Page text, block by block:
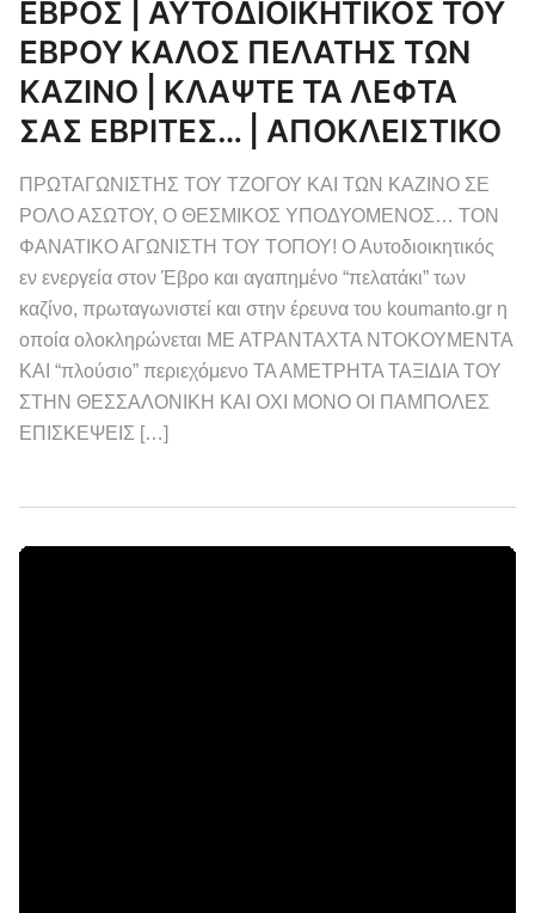
ΕΒΡΟΣ | ΑΥΤΟΔΙΟΙΚΗΤΙΚΟΣ ΤΟΥ
ΕΒΡΟΥ ΚΑΛΟΣ ΠΕΛΑΤΗΣ ΤΩΝ
ΚΑΖΙΝΟ | ΚΛΑΨΤΕ ΤΑ ΛΕΦΤΑ
ΣΑΣ ΕΒΡΙΤΕΣ… | ΑΠΟΚΛΕΙΣΤΙΚΟ
ΠΡΩΤΑΓΩΝΙΣΤΗΣ ΤΟΥ ΤΖΟΓΟΥ ΚΑΙ ΤΩΝ ΚΑΖΙΝΟ ΣΕ
ΡΟΛΟ ΑΣΩΤΟΥ, Ο ΘΕΣΜΙΚΟΣ ΥΠΟΔΥΟΜΕΝΟΣ… ΤΟΝ
ΦΑΝΑΤΙΚΟ ΑΓΩΝΙΣΤΗ ΤΟΥ ΤΟΠΟΥ! Ο Αυτοδιοικητικός
εν ενεργεία στον Έβρο και αγαπημένο “πελατάκι” των
καζίνο, πρωταγωνιστεί και στην έρευνα του koumanto.gr η
οποία ολοκληρώνεται ΜΕ ΑΤΡΑΝΤΑΧΤΑ ΝΤΟΚΟΥΜΕΝΤΑ
ΚΑΙ “πλούσιο” περιεχόμενο ΤΑ ΑΜΕΤΡΗΤΑ ΤΑΞΙΔΙΑ ΤΟΥ
ΣΤΗΝ ΘΕΣΣΑΛΟΝΙΚΗ ΚΑΙ ΟΧΙ ΜΟΝΟ ΟΙ ΠΑΜΠΟΛΕΣ
ΕΠΙΣΚΕΨΕΙΣ […]